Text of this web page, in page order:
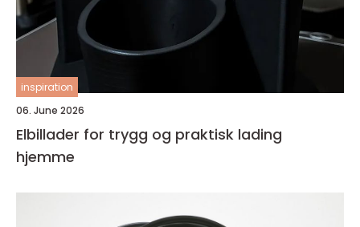
inspiration
06. June 2026
Elbillader for trygg og praktisk lading
hjemme